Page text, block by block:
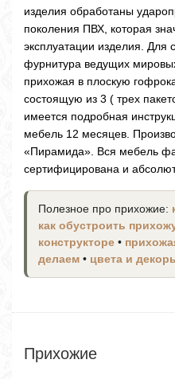
изделия обработаны
поколения ПВХ, которая
эксплуатации изделия. Для
фурнитура ведущих
прихожая в плоскую
состоящую из 3 ( трех
имеется подробная
мебель 12 месяцев.
«Пирамида». Вся мебель
сертифицирована и
Полезное про прихожие:
как обустроить
конструкторе •
делаем • цвета и
Прихожие